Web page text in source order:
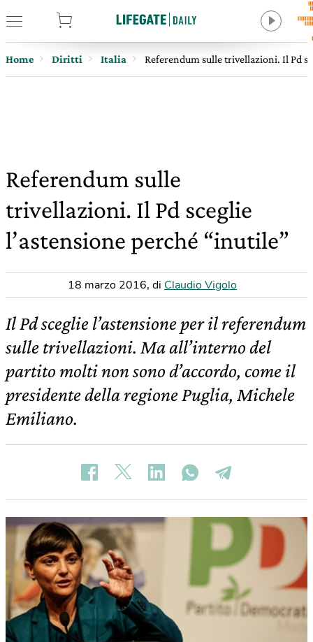
Home Diritti Italia Referendum sulle trivellazioni. Il Pd
Referendum sulle
trivellazioni. Il Pd sceglie
l’astensione perché “inutile”
18 marzo 2016, di Claudio Vigolo
Il Pd sceglie l’astensione per il referendum
sulle trivellazioni. Ma all’interno del
partito molti non sono d’accordo, come il
presidente della regione Puglia, Michele
Emiliano.